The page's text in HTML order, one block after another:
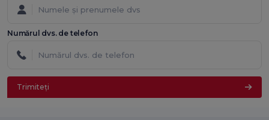
Numărul dvs. de telefon
Trimiteți